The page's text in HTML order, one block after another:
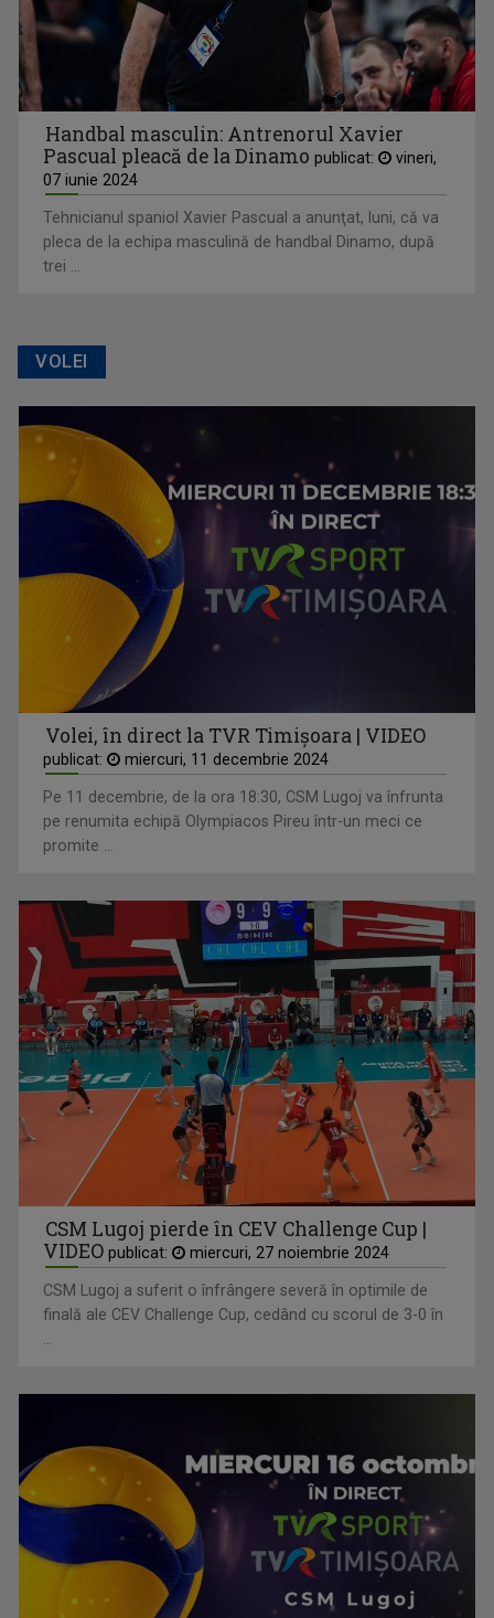
Handbal masculin: Antrenorul Xavier
Pascual pleacă de la Dinamo publicat:
vineri,
07 iunie 2024
Tehnicianul spaniol Xavier Pascual a anunţat, luni, că va
pleca de la echipa masculină de handbal Dinamo, după
trei ...
VOLEI
Volei, în direct la TVR Timișoara | VIDEO
publicat: miercuri, 11 decembrie 2024
Pe 11 decembrie, de la ora 18:30, CSM Lugoj va înfrunta
pe renumita echipă Olympiacos Pireu într-un meci ce
promite ...
CSM Lugoj pierde în CEV Challenge Cup |
VIDEO publicat: miercuri, 27 noiembrie 2024
CSM Lugoj a suferit o înfrângere severă în optimile de
finală ale CEV Challenge Cup, cedând cu scorul de 3-0 în